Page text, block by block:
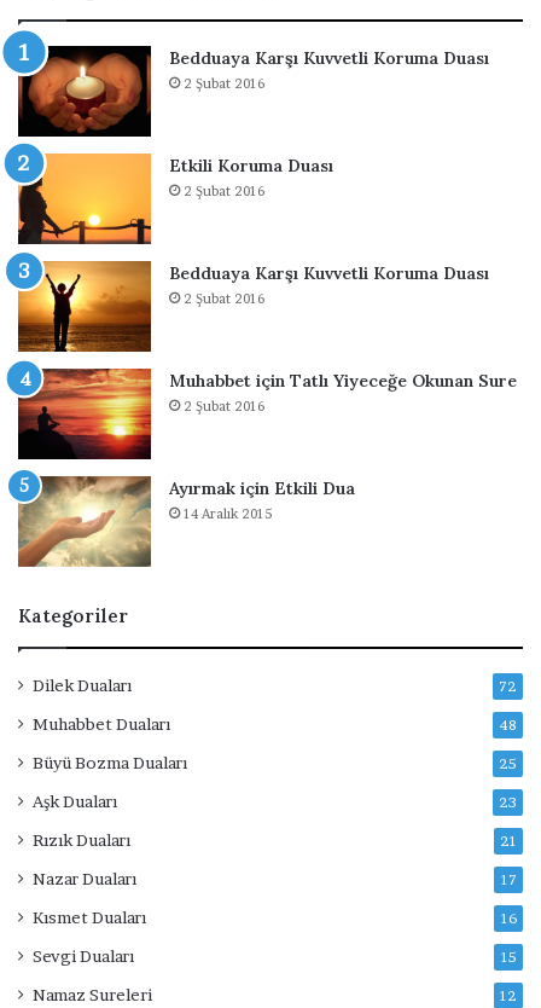
ı
ş
m
a
k
İ
ç
i
n
D
u
a
Bedduaya Karşı Kuvvetli Koruma Duası
2 Şubat 2016
Etkili Koruma Duası
2 Şubat 2016
Bedduaya Karşı Kuvvetli Koruma Duası
2 Şubat 2016
Muhabbet için Tatlı Yiyeceğe Okunan Sure
2 Şubat 2016
Ayırmak için Etkili Dua
14 Aralık 2015
Kategoriler
Dilek Duaları 72
Muhabbet Duaları 48
Büyü Bozma Duaları 25
Aşk Duaları 23
Rızık Duaları 21
Nazar Duaları 17
Kısmet Duaları 16
Sevgi Duaları 15
Namaz Sureleri 12